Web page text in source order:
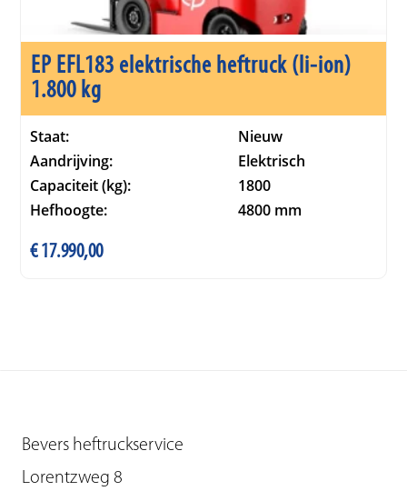
EP EFL183 elektrische heftruck (li-ion)
1.800 kg
Staat:
Nieuw
Aandrijving:
Elektrisch
Capaciteit (kg):
1800
Hefhoogte:
4800 mm
€17.990,00
Bevers heftruckservice
Lorentzweg 8